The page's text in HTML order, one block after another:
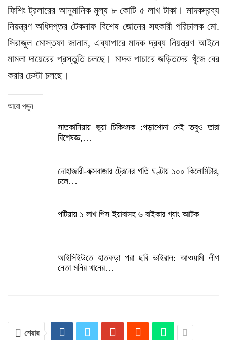
ফিশিং ট্রলারের আনুমানিক মুল্য ৮ কোটি ৫ লাখ টাকা। মাদকদ্রব্য
নিয়ন্ত্রণ অধিদপ্তর টেকনাফ বিশেষ জোনের সহকারী পরিচালক মো.
সিরাজুল মোস্তফা জানান, এব্যাপারে মাদক দ্রব্য নিয়ন্ত্রণ আইনে
মামলা দায়েরের প্রস্তুতি চলছে। মাদক পাচারে জড়িতদের খুঁজে বের
করার চেস্টা চলছে।
আরো পড়ুন
সাতকানিয়ায় ভূয়া চিকিৎসক :পড়াশোনা নেই তবুও তারা
বিশেষজ্ঞ,…
দোহাজারী-কক্সবাজার ট্রেনের গতি ঘণ্টায় ১০০ কিলোমিটার,
চলে…
পটিয়ায় ১ লাখ পিস ইয়াবাসহ ৬ বাইকার গ্যাং আটক
আইসিইউতে হাতকড়া পরা ছবি ভাইরাল: আওয়ামী লীগ
নেতা মনির খানের…
শেয়ার